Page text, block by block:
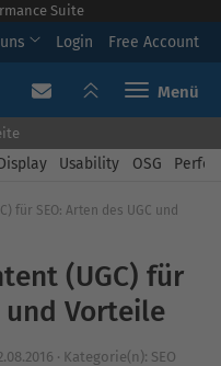
Suite
Login Free Account
Toggle
Usability OSG
für SEO: Arten des UGC und
(UGC) für
und Vorteile
· Kategorie(n): SEO